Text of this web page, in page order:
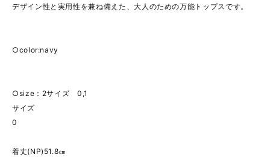
デザイン性と実用性を兼ね備えた、大人のための万能トップスです。
○color:navy
○size：2サイズ 0,1
サイズ
0
着丈(NP)51.8㎝